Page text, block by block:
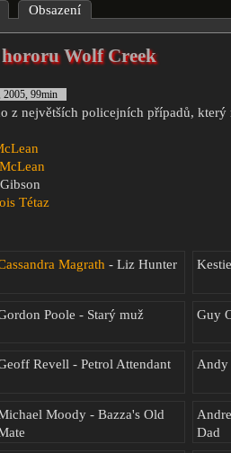
Obsazení
hororu Wolf Creek
2005, 99min
z největších policejních případů,
Tétaz
Magrath - Liz Hunter
Poole - Starý muž Guy
Revell - Petrol Attendant Andy
Moody - Bazza's Old
Dad